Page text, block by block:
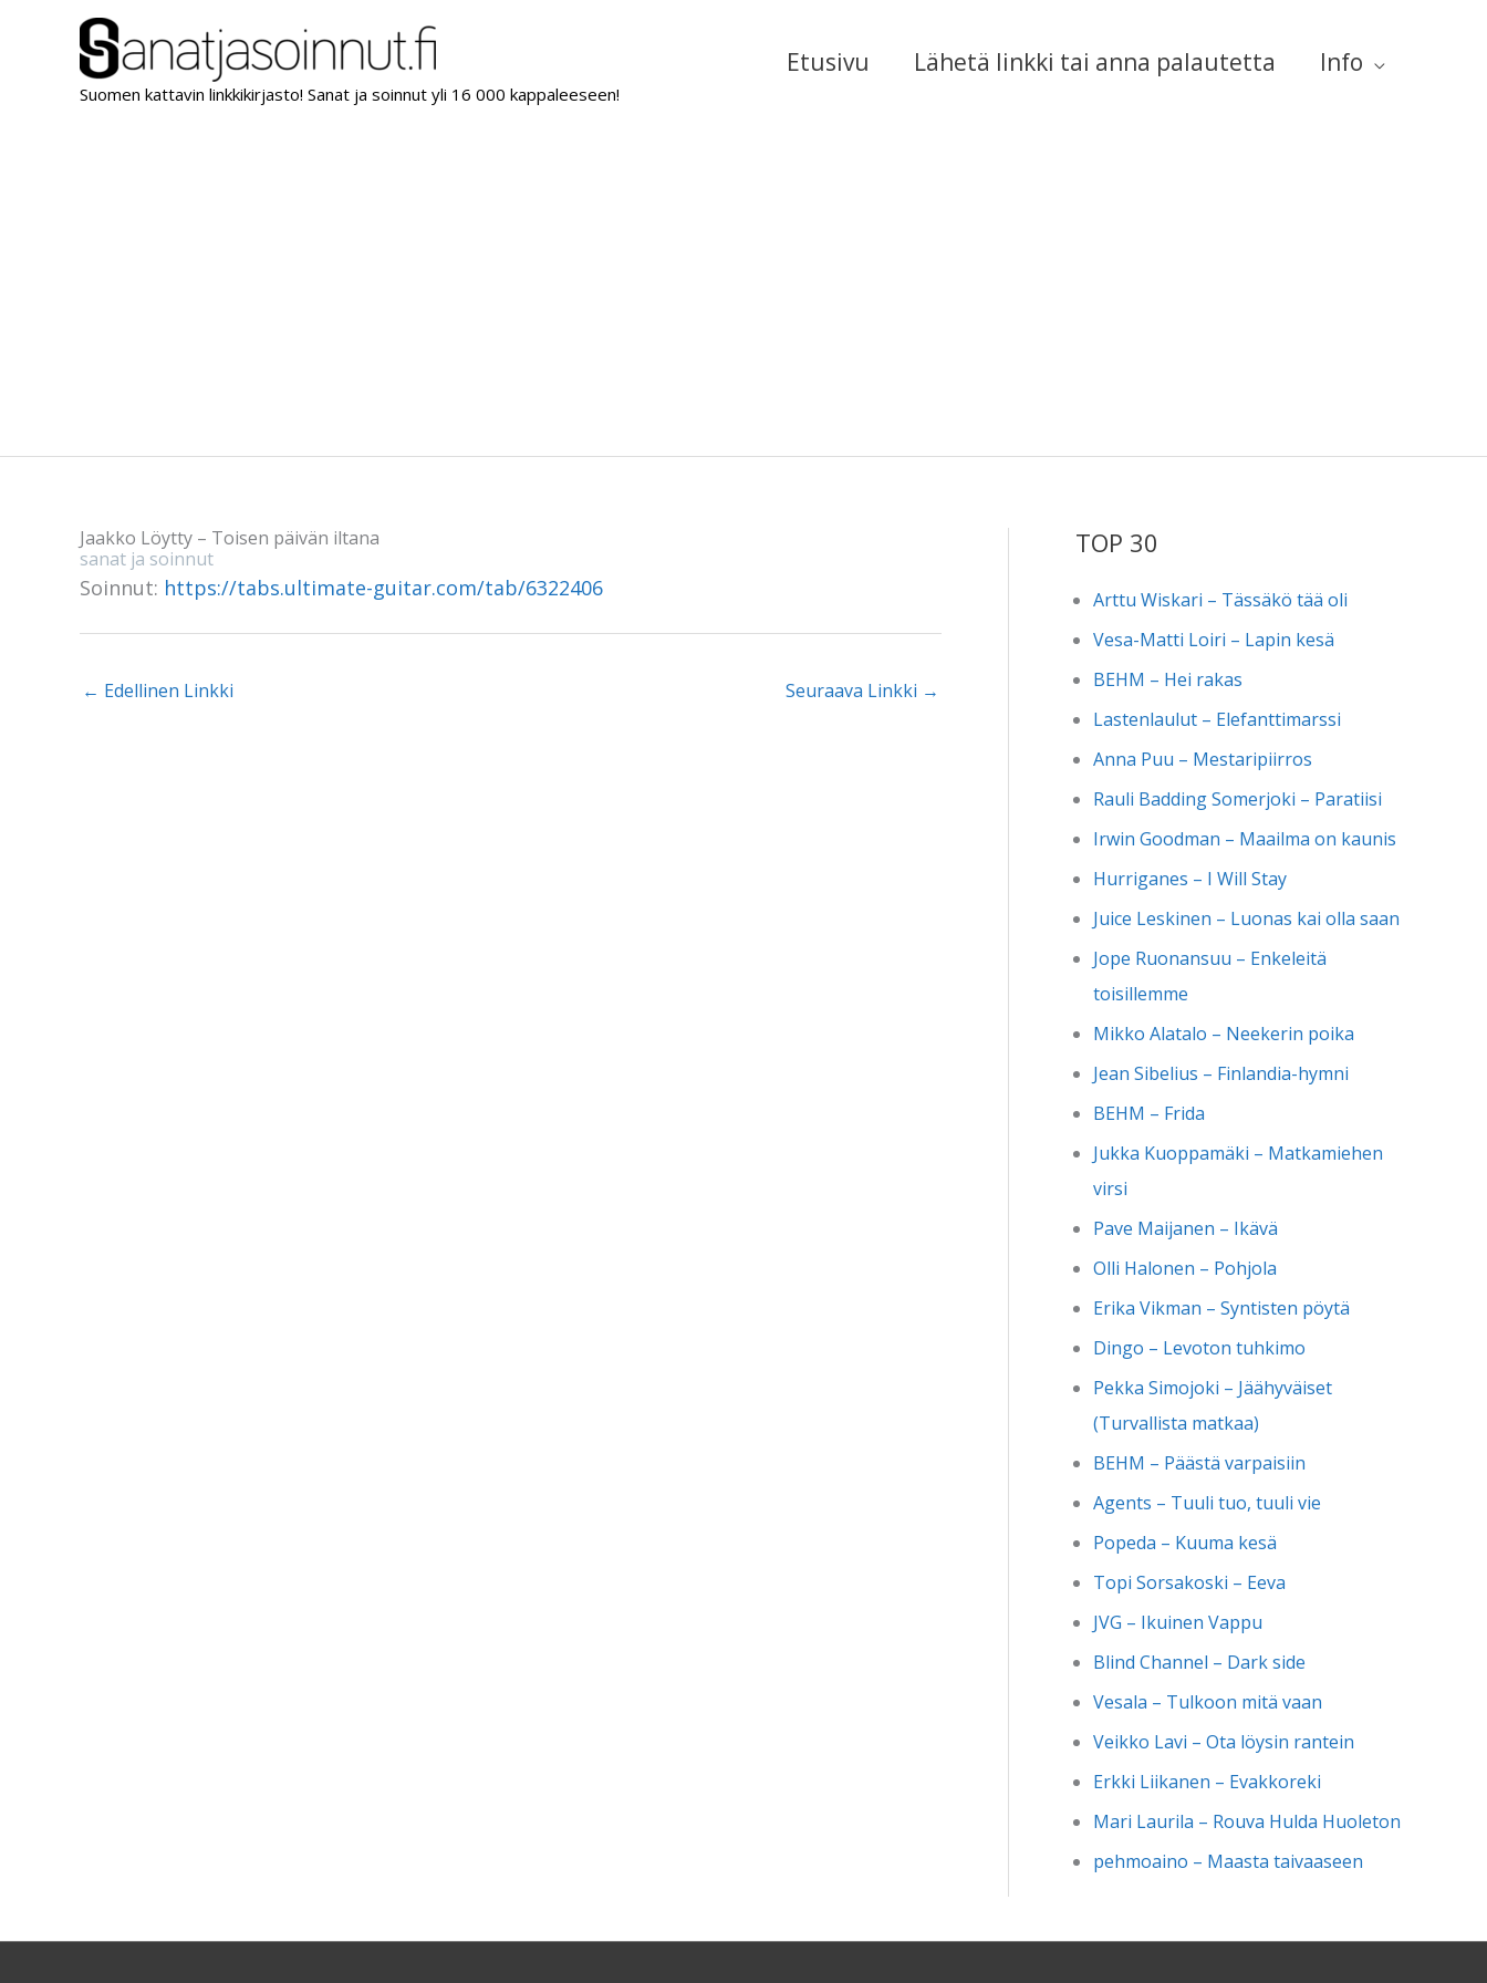
Suomen kattavin linkkikirjasto! Sanat ja soinnut yli 16 000 kappaleeseen!
Etusivu Lähetä linkki tai anna palautetta Info
Jaakko Löytty – Toisen päivän iltana
sanat ja soinnut
Soinnut: https://tabs.ultimate-guitar.com/tab/6322406
← Edellinen Linkki Seuraava Linkki →
TOP 30
Arttu Wiskari – Tässäkö tää oli
Vesa-Matti Loiri – Lapin kesä
BEHM – Hei rakas
Lastenlaulut – Elefanttimarssi
Anna Puu – Mestaripiirros
Rauli Badding Somerjoki – Paratiisi
Irwin Goodman – Maailma on kaunis
Hurriganes – I Will Stay
Juice Leskinen – Luonas kai olla saan
Jope Ruonansuu – Enkeleitä
toisillemme
Mikko Alatalo – Neekerin poika
Jean Sibelius – Finlandia-hymni
BEHM – Frida
Jukka Kuoppamäki – Matkamiehen
virsi
Pave Maijanen – Ikävä
Olli Halonen – Pohjola
Erika Vikman – Syntisten pöytä
Dingo – Levoton tuhkimo
Pekka Simojoki – Jäähyväiset
(Turvallista matkaa)
BEHM – Päästä varpaisiin
Agents – Tuuli tuo, tuuli vie
Popeda – Kuuma kesä
Topi Sorsakoski – Eeva
JVG – Ikuinen Vappu
Blind Channel – Dark side
Vesala – Tulkoon mitä vaan
Veikko Lavi – Ota löysin rantein
Erkki Liikanen – Evakkoreki
Mari Laurila – Rouva Hulda Huoleton
pehmoaino – Maasta taivaaseen